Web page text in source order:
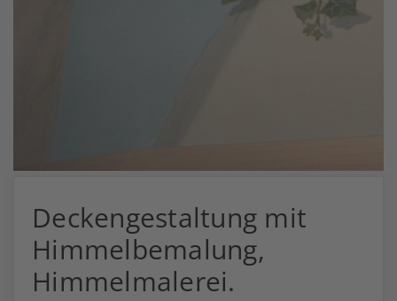
Deckengestaltung mit
Himmelbemalung,
Himmelmalerei.